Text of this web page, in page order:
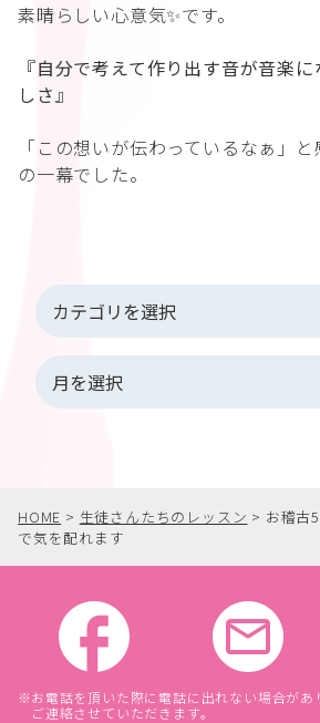
素晴らしい心意気✨です。
『自分で考えて作り出す音が音楽
しさ』
「この想いが伝わっているなぁ」
の一幕でした。
HOME > 生徒さんたちのレッスン > お稽古
で気を配れます
お電話を頂いた際に電話に出れない場合があ
ご連絡させていただきます。